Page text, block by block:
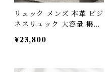
リュック メンズ 本革 ビジ
ネスリュック 大容量 撥水
クロコ型押し バックパッ
ク 15.6インチ PC A4 通勤
ジネスバッグ 2way おし
¥23,800